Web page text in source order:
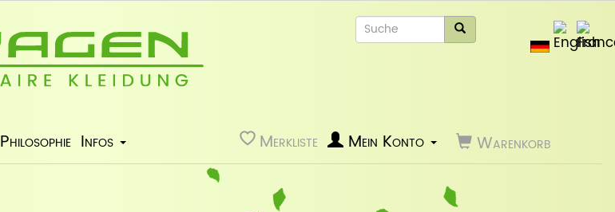
Philosophie Infos Merkliste Warenkorb
Mein Konto